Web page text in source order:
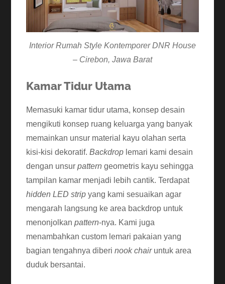
Interior Rumah Style Kontemporer DNR House
– Cirebon, Jawa Barat
Kamar Tidur Utama
Memasuki kamar tidur utama, konsep desain
mengikuti konsep ruang keluarga yang banyak
memainkan unsur material kayu olahan serta
kisi-kisi dekoratif.Backdrop lemari kami desain
dengan unsurpattern geometris kayu sehingga
tampilan kamar menjadi lebih cantik. Terdapat
hidden LED strip yang kami sesuaikan agar
mengarah langsung ke area backdrop untuk
menonjolkanpattern-nya. Kami juga
menambahkan custom lemari pakaian yang
bagian tengahnya diberinook chairuntuk area
duduk bersantai.